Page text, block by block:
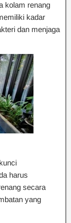
kolam renang
kadar
dan menjaga
harus
secara
yang